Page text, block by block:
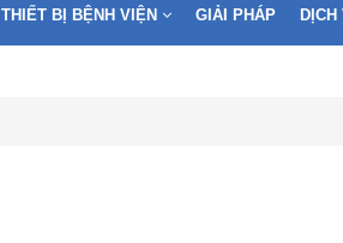
THIẾT BỊ BỆNH VIỆN GIẢI PHÁP DỊCH